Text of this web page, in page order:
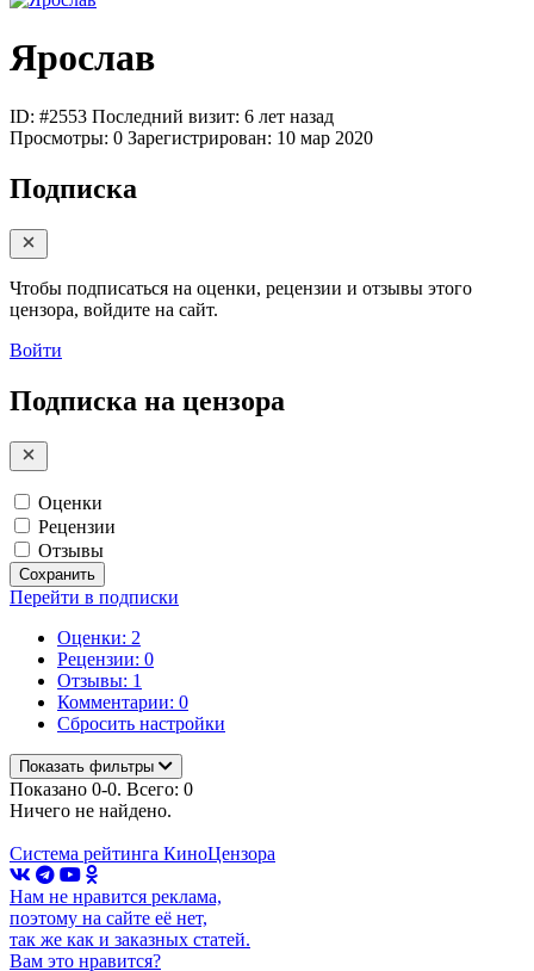
Ярослав
ID: #2553 Последний визит: 6 лет назад
Просмотры: 0 Зарегистрирован: 10 мар 2020
Подписка
Чтобы подписаться на оценки, рецензии и отзывы этого
цензора, войдите на сайт.
Войти
Подписка на цензора
Оценки
Рецензии
Отзывы
Сохранить
Перейти в подписки
Оценки: 2
Рецензии: 0
Отзывы: 1
Комментарии: 0
Сбросить настройки
Показать фильтры
Показано 0-0. Всего: 0
Ничего не найдено.
Система рейтинга КиноЦензора
Нам не нравится реклама,
поэтому на сайте её нет,
так же как и заказных статей.
Вам это нравится?